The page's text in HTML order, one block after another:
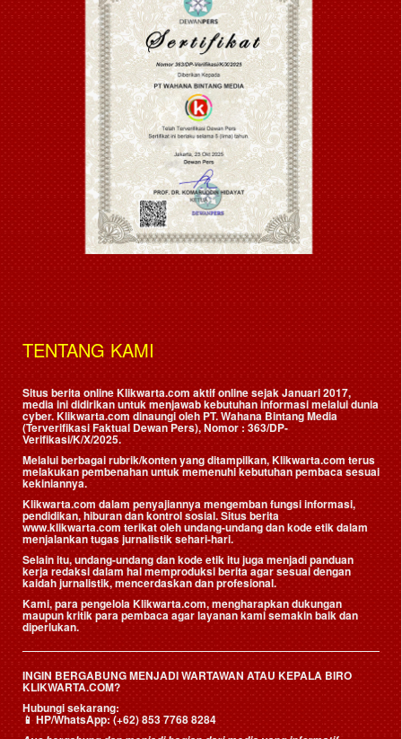
TENTANG KAMI
Situs berita online Klikwarta.com aktif online sejak Januari 2017,
media ini didirikan untuk menjawab kebutuhan informasi melalui dunia
cyber. Klikwarta.com dinaungi oleh PT. Wahana Bintang Media
(Terverifikasi Faktual Dewan Pers), Nomor : 363/DP-
Verifikasi/K/X/2025.
Melalui berbagai rubrik/konten yang ditampilkan, Klikwarta.com terus
melakukan pembenahan untuk memenuhi kebutuhan pembaca sesuai
kekiniannya.
Klikwarta.com dalam penyajiannya mengemban fungsi informasi,
pendidikan, hiburan dan kontrol sosial. Situs berita
www.klikwarta.com terikat oleh undang-undang dan kode etik dalam
menjalankan tugas jurnalistik sehari-hari.
Selain itu, undang-undang dan kode etik itu juga menjadi panduan
kerja redaksi dalam hal memproduksi berita agar sesuai dengan
kaidah jurnalistik, mencerdaskan dan profesional.
Kami, para pengelola Klikwarta.com, mengharapkan dukungan
maupun kritik para pembaca agar layanan kami semakin baik dan
diperlukan.
INGIN BERGABUNG MENJADI WARTAWAN ATAU KEPALA BIRO
KLIKWARTA.COM?
Hubungi sekarang:
📱HP/WhatsApp:(+62) 853 7768 8284